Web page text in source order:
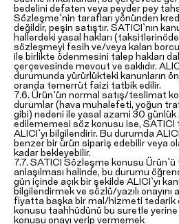
bedelini defaten veya peyder pey
Sözleşme`nin tarafları yönünden
değildir, peşin satıştır. SATICI`nın
hallerdeki yasal hakları
sözleşmeyi fesih ve/veya kalan
ile birlikte ödenmesini talep hakları
çerçevesinde mevcut ve saklıdır.
durumunda yürürlükteki kanunların
oranda temerrüt faizi tatbik edilir.
7.6. Ürün`ün normal satış/teslimat
durumlar (hava muhalefeti, yoğun
gibi) nedeni ile yasal azami 30
edilememesi söz konusu ise, SATICI
ALICI`yı bilgilendirir. Bu durumda
benzer bir ürün sipariş edebilir veya
kadar bekleyebilir.
7.7. SATICI Sözleşme konusu
anlaşılması halinde, bu durumu
gün içinde açık bir şekilde ALICI`yı
bilgilendirmek ve sözlü/yazılı
fiyatta başka bir mal/hizmeti tedarik
konusu taahhüdünü bu suretle yerine
konusu onayı verip vermemek